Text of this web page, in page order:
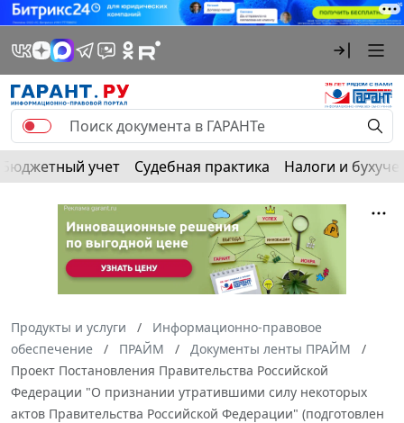
Бюджетный учет Судебная практика Налоги и
Продукты и услуги
Информационно-правовое
обеспечение
ПРАЙМ
Документы ленты ПРАЙМ
Проект Постановления Правительства Российской
Федерации "О признании утратившими силу некоторых
актов Правительства Российской Федерации" (подготовлен